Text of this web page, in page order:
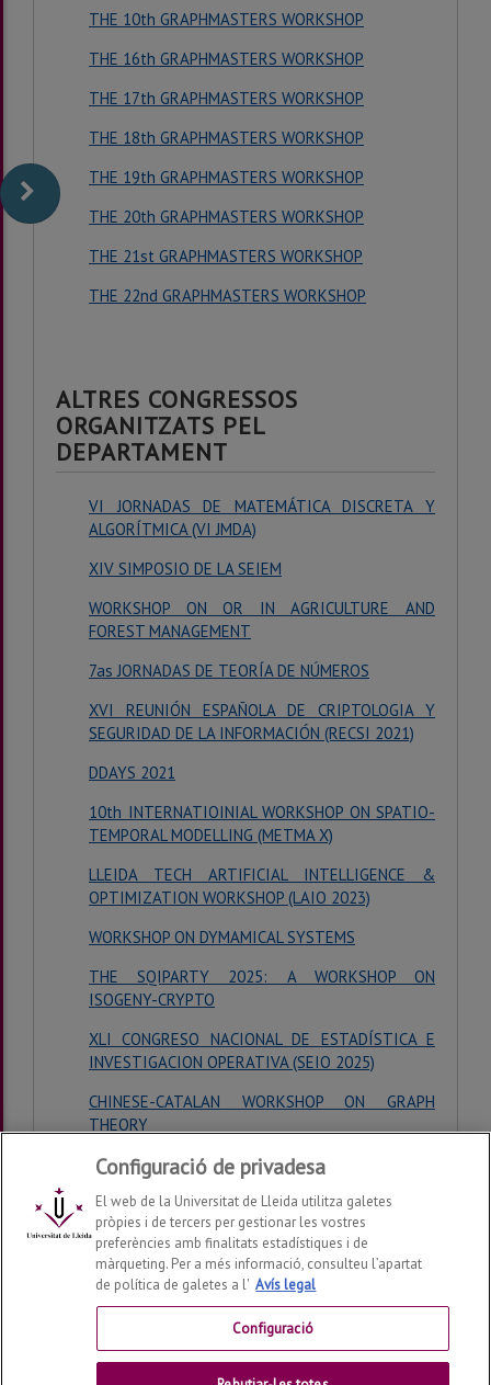
THE 10th GRAPHMASTERS WORKSHOP
THE 16th GRAPHMASTERS WORKSHOP
THE 17th GRAPHMASTERS WORKSHOP
THE 18th GRAPHMASTERS WORKSHOP
THE 19th GRAPHMASTERS WORKSHOP
THE 20th GRAPHMASTERS WORKSHOP
THE 21st GRAPHMASTERS WORKSHOP
THE 22nd GRAPHMASTERS WORKSHOP
ALTRES CONGRESSOS
ORGANITZATS PEL
DEPARTAMENT
VI JORNADAS DE MATEMÁTICA DISCRETA Y
ALGORÍTMICA (VI JMDA)
XIV SIMPOSIO DE LA SEIEM
WORKSHOP ON OR IN AGRICULTURE AND
FOREST MANAGEMENT
7as JORNADAS DE TEORÍA DE NÚMEROS
XVI REUNIÓN ESPAÑOLA DE CRIPTOLOGIA Y
SEGURIDAD DE LA INFORMACIÓN (RECSI 2021)
DDAYS 2021
10th INTERNATIOINIAL WORKSHOP ON SPATIO-
TEMPORAL MODELLING (METMA X)
LLEIDA TECH ARTIFICIAL INTELLIGENCE &
OPTIMIZATION WORKSHOP (LAIO 2023)
WORKSHOP ON DYMAMICAL SYSTEMS
THE SQIPARTY 2025: A WORKSHOP ON
ISOGENY-CRYPTO
XLI CONGRESO NACIONAL DE ESTADÍSTICA E
INVESTIGACION OPERATIVA (SEIO 2025)
CHINESE-CATALAN WORKSHOP ON GRAPH
THEORY
Departament de Matemàtica2026© | Telf: +34 973 70
Contactar
Configuració de privadesa
El web de la Universitat de Lleida utilitza galetes
pròpies i de tercers per gestionar les vostres
preferències amb finalitats estadístiques i de
màrqueting. Per a més informació, consulteu l’apartat
de política de galetes a l' Avís legal
Configuració